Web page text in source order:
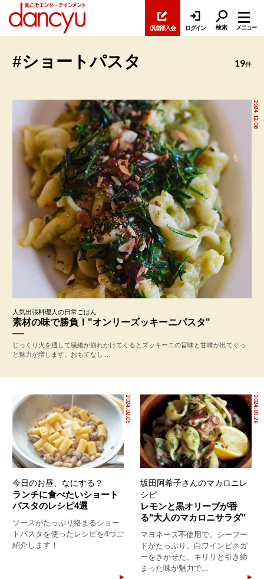
倶楽部入会 ログイン 検索 メニュー
#ショートパスタ 19件
2024.12.08
人気出張料理人の日常ごはん
素材の味で勝負！"オンリーズッキーニパスタ"
じっくり火を通して繊維が崩れかけてくるとズッキーニの旨味と甘味が出てぐっ
と魅力が増します。おもてなし...
2024.02.05
今日のお昼、なにする？
ランチに食べたいショート
パスタのレシピ4選
ソースがたっぷり絡まるショー
トパスタを使ったレシピを4つご
紹介します！
2024.01.26
坂田阿希子さんのマカロニレ
シピ
レモンと黒オリーブが香
る"大人のマカロニサラダ"
マヨネーズ不使用で、シーフー
ドがたっぷり。白ワインビネガ
ーをきかせた、キリリと引き締
まった味が魅力で...